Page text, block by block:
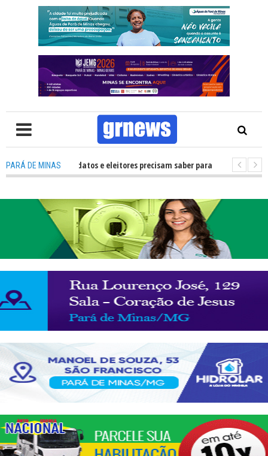
PARÁ DE MINAS
TV: O que candidatos e eleitores precisam saber para não ter problemas